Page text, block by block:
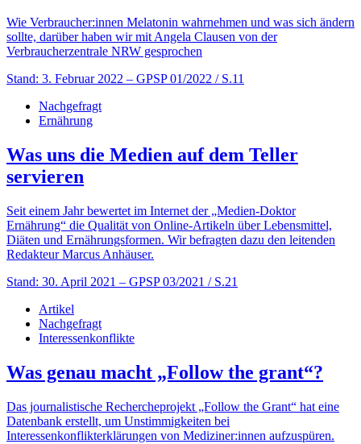
Wie Verbraucher:innen Melatonin wahrnehmen und was sich ändern
sollte, darüber haben wir mit Angela Clausen von der
Verbraucherzentrale NRW gesprochen
Stand: 3. Februar 2022 – GPSP 01/2022 / S.11
Nachgefragt
Ernährung
Was uns die Medien auf dem Teller
servieren
Seit einem Jahr bewertet im Internet der „Medien-Doktor
Ernährung“ die Qualität von Online-Artikeln über Lebensmittel,
Diäten und Ernährungsformen. Wir befragten dazu den leitenden
Redakteur Marcus Anhäuser.
Stand: 30. April 2021 – GPSP 03/2021 / S.21
Artikel
Nachgefragt
Interessenkonflikte
Was genau macht „Follow the grant“?
Das journalistische Rechercheprojekt „Follow the Grant“ hat eine
Datenbank erstellt, um Unstimmigkeiten bei
Interessenkonflikterklärungen von Mediziner:innen aufzuspüren.